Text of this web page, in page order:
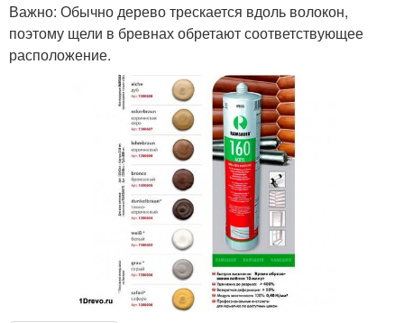
Важно: Обычно дерево трескается вдоль волокон,
поэтому щели в бревнах обретают соответствующее
расположение.